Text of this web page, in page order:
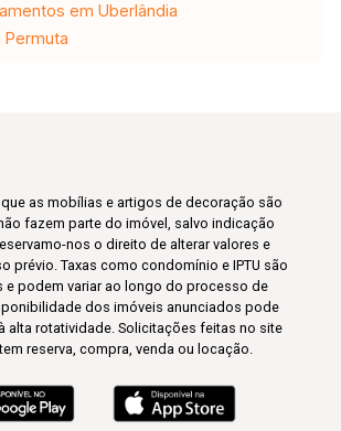
em Uberlândia
as mobílias e artigos de decoração são
fazem parte do imóvel, salvo indicação
nos o direito de alterar valores e
prévio. Taxas como condomínio e IPTU são
e podem variar ao longo do processo de
dos imóveis anunciados pode
alta rotatividade. Solicitações feitas no site
reserva, compra, venda ou locação.